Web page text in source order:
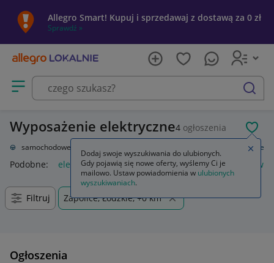
Allegro Smart! Kupuj i sprzedawaj z dostawą za 0 zł
Sprawdź »
Otwórz menu z kategoriami
szukaj
Wyposażenie elektryczne4 ogłoszenia
samochodowe Wyposażenie elektryczne
Podobne: elektryczne i elektroniczne wyposażenie pojazdów
Filtruj Zapolice, Łódzkie, +0 km
Ogłoszenia
Dodaj swoje wyszukiwania do ulubionych.
Gdy pojawią się nowe oferty, wyślemy Ci je
mailowo. Ustaw powiadomienia w ulubionych
wyszukiwaniach.